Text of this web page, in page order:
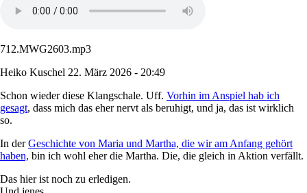
712.MWG2603.mp3
Heiko Kuschel 22. März 2026 - 20:49
Schon wieder diese Klangschale. Uff. Vorhin im Anspiel hab ich
gesagt, dass mich das eher nervt als beruhigt, und ja, das ist wirklich
so.
In derGeschichte von Maria und Martha, die wir am Anfang gehört
haben, bin ich wohl eher die Martha. Die, die gleich in Aktion verfällt.
Das hier ist noch zu erledigen.